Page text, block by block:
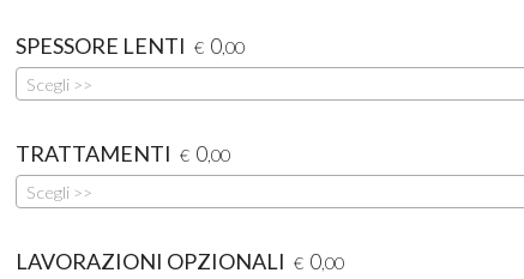
SPESSORE LENTI € 0,00
Scegli >>
TRATTAMENTI € 0,00
Scegli >>
LAVORAZIONI OPZIONALI € 0,00